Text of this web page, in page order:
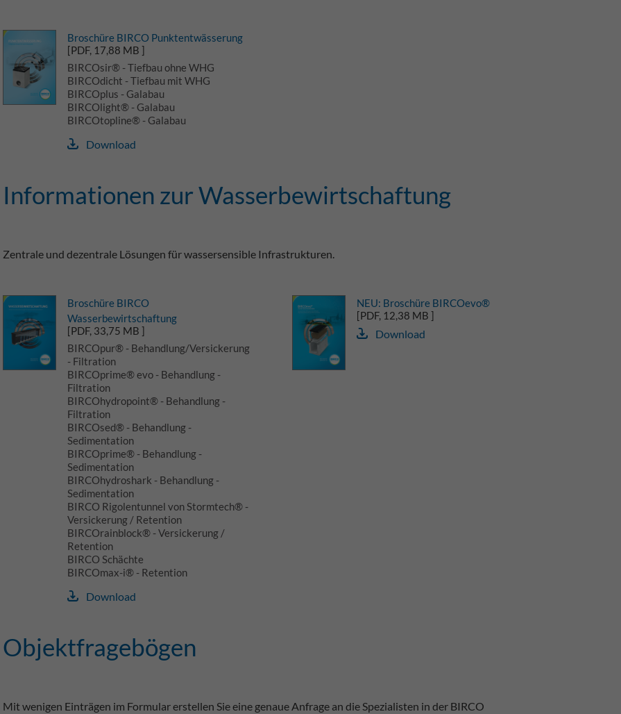
Broschüre BIRCO Punktentwässerung
[PDF, 17,88 MB ]
BIRCOsir® - Tiefbau ohne WHG
BIRCOdicht - Tiefbau mit WHG
BIRCOplus - Galabau
BIRCOlight® - Galabau
BIRCOtopline® - Galabau
Download
Informationen zur Wasserbewirtschaftung
Zentrale und dezentrale Lösungen für wassersensible Infrastrukturen.
Broschüre BIRCO
Wasserbewirtschaftung
[PDF, 33,75 MB ]
BIRCOpur® - Behandlung/Versickerung
- Filtration
BIRCOprime® evo - Behandlung -
Filtration
BIRCOhydropoint® - Behandlung -
Filtration
BIRCOsed® - Behandlung -
Sedimentation
BIRCOprime® - Behandlung -
Sedimentation
BIRCOhydroshark - Behandlung -
Sedimentation
BIRCO Rigolentunnel von Stormtech® -
Versickerung / Retention
BIRCOrainblock® - Versickerung /
Retention
BIRCO Schächte
BIRCOmax-i® - Retention
Download
NEU: Broschüre BIRCOevo®
[PDF, 12,38 MB ]
Download
Objektfragebögen
Mit wenigen Einträgen im Formular erstellen Sie eine genaue Anfrage an die Spezialisten in der BIRCO